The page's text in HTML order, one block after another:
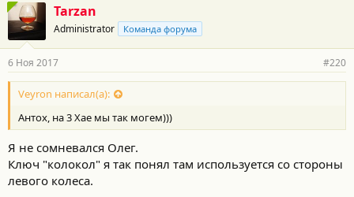
криминального и сложного нет. Никакие узлы и агрегаты не
деформируются. Уверен что можно и через такую то мать
подлезть, кулибины могут.
Tarzan
Administrator Команда форума
6 Ноя 2017 #220
Veyron написал(а):
Антох, на 3 Хае мы так могем)))
Я не сомневался Олег.
Ключ "колокол" я так понял там используется со стороны
левого колеса.